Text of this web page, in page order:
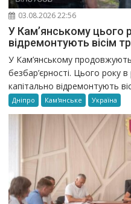
03.08.2026 22:56
У Кам’янському цього
відремонтують вісім
У Кам’янському
безбар’єрності. Цього року в
капітально відремонтують
Дніпро Кам'янське Україна